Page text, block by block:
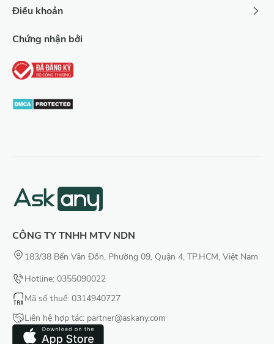
Điều khoản
Chứng nhận bởi
CÔNG TY TNHH MTV NDN
183/38 Bến Vân Đồn, Phường 09, Quận 4, TP.HCM, Việt Nam
Hotline: 0355090022
Mã số thuế: 0314940727
Liên hệ hợp tác: partner@askany.com